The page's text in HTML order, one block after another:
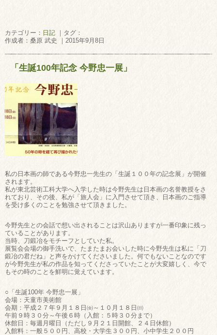
カテゴリー： 日記 ｜タグ：
作成者：桑原 武史 ｜2015年9月8日
「生誕100年記念 今野忠一展」
私の日本画の師である今野忠一先生の「生誕１００年の記念展」が開催
されます。
私が東北芸術工科大学へ入学した時は今野先生は日本画の名誉教授をさ
れており、その後、私が「旅人会」に入門させて頂き、日本画のご指導
を受け多くのことを勉強させて頂きました。
今野先生との会話で想い出されることは沢山ありますが一番印象に残っ
ていることがあります。
当時、刀鍛冶をモチーフとしていた私。
展覧会会場の御手洗いで、たまたまお会いした時に今野先生は私に「刀
鍛冶の君だね」と声をかけてくださいました。何でもないことなのです
が今野先生が私の作品を知ってくださっていたことが大変嬉しく、今で
もその時のことを鮮明に覚えています。
○「生誕100年 今野忠一展」
会場：天童市美術館
会期：平成２７年９月１８日㈮～１０月１８日㈰
午前９時３０分～午後６時（入館：５時３０分まで）
休館日：毎週月曜日（ただし９月２１日開館、２４日休館）
入館料：一般５００円、高校・大学生３００円、小中学生２００円